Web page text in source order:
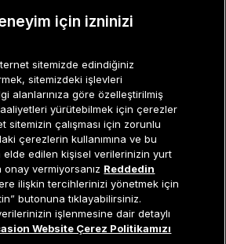
Tükendi
800 01 20
PERAKENDE markasıdır. © Eren Holding
için izninizi
sitemizde edindiğiniz
sitemizdeki işlevleri
alanlarınıza göre özelleştirilmiş
yürütebilmek için çerezler
sitemizin çalışması için zorunlu
çerezlerin kullanımına ve bu
elde edilen kişisel verilerinizin yurt
onay vermiyorsanız Reddedin
ilişkin tercihlerinizi yönetmek için
butonuna tıklayabilirsiniz.
işlenmesine dair detaylı
Website Çerez Politikamızı